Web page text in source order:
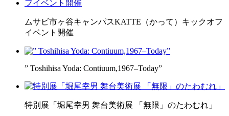
ムサビ市ヶ谷キャンパスKATTE（かって）キックオフ
イベント開催
” Toshihisa Yoda: Contiuum,1967–Today”
特別展「堀尾幸男 舞台美術展 「無限」のたわむれ」